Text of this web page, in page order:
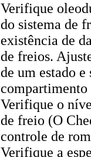
Verifique
do sistema de
existência de
de freios.
de um estado
Verifique o
de freio (O
controle de
Verifique a